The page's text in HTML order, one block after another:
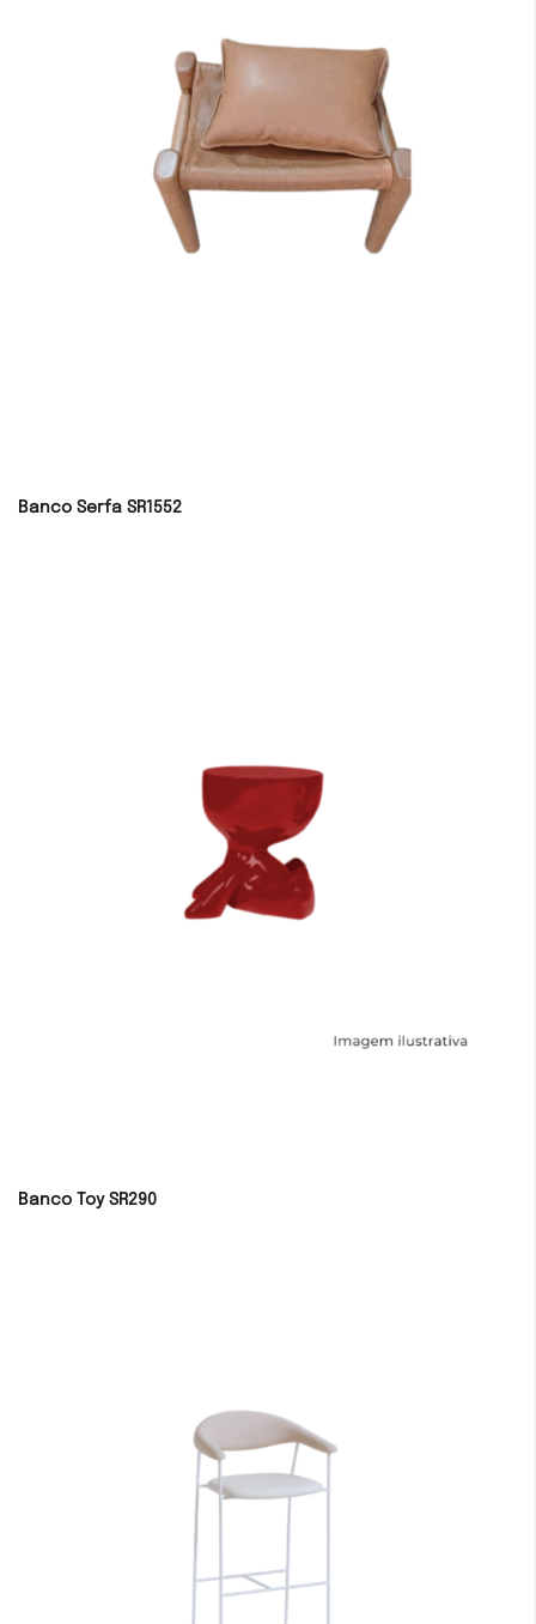
Banco Serfa SR1552
Banco Toy SR290